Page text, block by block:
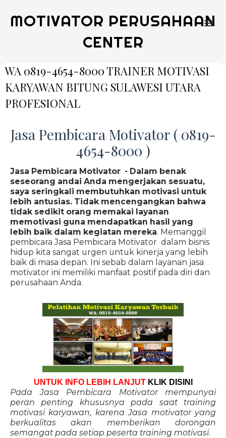
MOTIVATOR PERUSAHAAN
CENTER
WA 0819-4654-8000 TRAINER MOTIVASI
KARYAWAN BITUNG SULAWESI UTARA
PROFESIONAL
Jasa Pembicara Motivator ( 0819-
4654-8000 )
Jasa Pembicara Motivator - Dalam benak
seseorang andai Anda mengerjakan sesuatu,
saya seringkali membutuhkan motivasi untuk
lebih antusias. Tidak mencengangkan bahwa
tidak sedikit orang memakai layanan
memotivasi guna mendapatkan hasil yang
lebih baik dalam kegiatan mereka. Memanggil
pembicara Jasa Pembicara Motivator dalam bisnis
hidup kita sangat urgen untuk kinerja yang lebih
baik di masa depan. Ini sebab dalam layanan jasa
motivator ini memiliki manfaat positif pada diri dan
perusahaan Anda.
UNTUK INFO LEBIH LANJUT KLIK DISINI
Pada Jasa Pembicara Motivator mempunyai
peran penting khususnya pada saat training
motivasi karyawan, karena Jasa motivator yang
berkualitas akan memberikan dorongan
semangat pada setiap peserta training motivasi.